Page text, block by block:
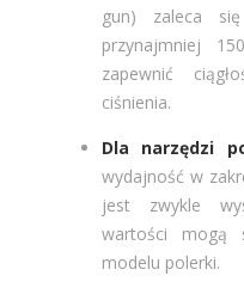
gun) zaleca
przynajmniej
zapewnić
ciśnienia.
Dla narzędzi
wydajność w
jest zwykle
wartości mogą
modelu polerki.